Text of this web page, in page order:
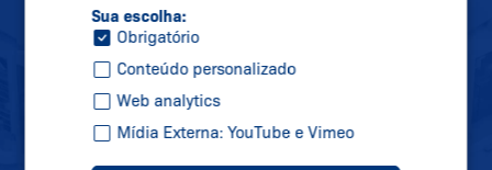
MANTENHA-SE
ATUALIZADO
Sua escolha:
Obrigatório
Conteúdo personalizado
Web analytics
Mídia Externa: YouTube e Vimeo